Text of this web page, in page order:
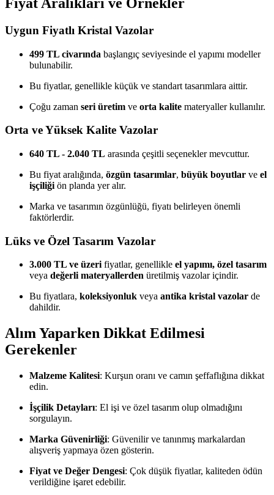
Uygun Fiyatlı Kristal Vazolar
499 TL civarında başlangıç seviyesinde el yapımı modeller
bulunabilir.
Bu fiyatlar, genellikle küçük ve standart tasarımlara aittir.
Çoğu zaman seri üretim ve orta kalite materyaller kullanılır.
Orta ve Yüksek Kalite Vazolar
640 TL - 2.040 TL arasında çeşitli seçenekler mevcuttur.
Bu fiyat aralığında, özgün tasarımlar, büyük boyutlar ve el
işçiliği ön planda yer alır.
Marka ve tasarımın özgünlüğü, fiyatı belirleyen önemli
faktörlerdir.
Lüks ve Özel Tasarım Vazolar
3.000 TL ve üzeri fiyatlar, genellikle el yapımı, özel tasarım
veya değerli materyallerden üretilmiş vazolar içindir.
Bu fiyatlara, koleksiyonluk veya antika kristal vazolar de
dahildir.
Alım Yaparken Dikkat Edilmesi
Gerekenler
Malzeme Kalitesi: Kurşun oranı ve camın şeffaflığına dikkat
edin.
İşçilik Detayları: El işi ve özel tasarım olup olmadığını
sorgulayın.
Marka Güvenirliği: Güvenilir ve tanınmış markalardan
alışveriş yapmaya özen gösterin.
Fiyat ve Değer Dengesi: Çok düşük fiyatlar, kaliteden ödün
verildiğine işaret edebilir.